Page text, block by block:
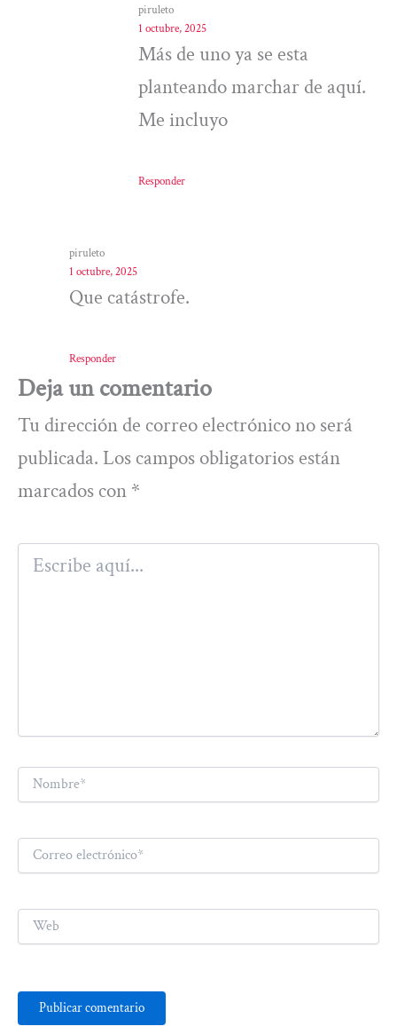
piruleto
1 octubre, 2025
Más de uno ya se esta
planteando marchar de aquí.
Me incluyo
Responder
piruleto
1 octubre, 2025
Que catástrofe.
Responder
Deja un comentario
Tu dirección de correo electrónico no será
publicada. Los campos obligatorios están
marcados con *
Escribe
aquí...
Nombre*
Correo
electrónico*
Web